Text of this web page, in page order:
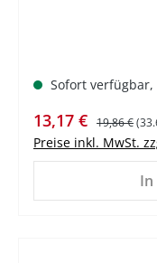
Sofort verfügbar,
Verkaufspreis:
13,17 € Regulärer
19,86 €
Preise inkl. MwSt.